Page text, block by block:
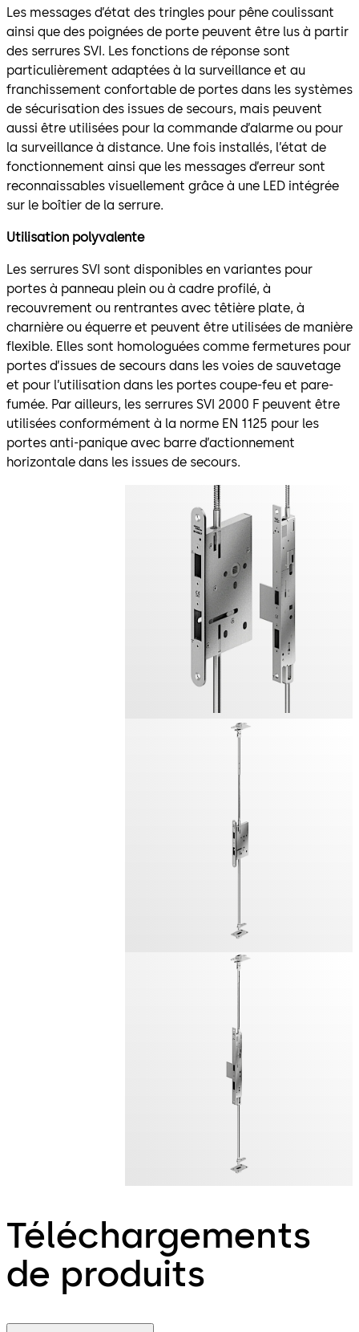
Les messages d’état des tringles pour pêne coulissant
ainsi que des poignées de porte peuvent être lus à partir
des serrures SVI. Les fonctions de réponse sont
particulièrement adaptées à la surveillance et au
franchissement confortable de portes dans les systèmes
de sécurisation des issues de secours, mais peuvent
aussi être utilisées pour la commande d’alarme ou pour
la surveillance à distance. Une fois installés, l’état de
fonctionnement ainsi que les messages d’erreur sont
reconnaissables visuellement grâce à une LED intégrée
sur le boîtier de la serrure.
Utilisation polyvalente
Les serrures SVI sont disponibles en variantes pour
portes à panneau plein ou à cadre profilé, à
recouvrement ou rentrantes avec têtière plate, à
charnière ou équerre et peuvent être utilisées de manière
flexible. Elles sont homologuées comme fermetures pour
portes d’issues de secours dans les voies de sauvetage
et pour l’utilisation dans les portes coupe-feu et pare-
fumée. Par ailleurs, les serrures SVI 2000 F peuvent être
utilisées conformément à la norme EN 1125 pour les
portes anti-panique avec barre d’actionnement
horizontale dans les issues de secours.
Téléchargements
de produits